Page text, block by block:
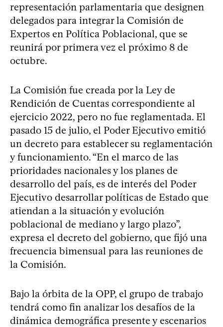
representación parlamentaria que designen
delegados para integrar la Comisión de
Expertos en Política Poblacional, que se
reunirá por primera vez el próximo 8 de
octubre.
La Comisión fue creada por la Ley de
Rendición de Cuentas correspondiente al
ejercicio 2022, pero no fue reglamentada. El
pasado 15 de julio, el Poder Ejecutivo emitió
un decreto para establecer su reglamentación
y funcionamiento. “En el marco de las
prioridades nacionales y los planes de
desarrollo del país, es de interés del Poder
Ejecutivo desarrollar políticas de Estado que
atiendan a la situación y evolución
poblacional de mediano y largo plazo”,
expresa el decreto del gobierno, que fijó una
frecuencia bimensual para las reuniones de
la Comisión.
Bajo la órbita de la OPP, el grupo de trabajo
tendrá como fin analizar los desafíos de la
dinámica demográfica presente y escenarios